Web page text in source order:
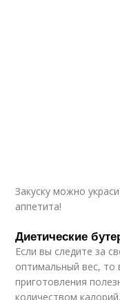
Закуску можно
аппетита!
Диетические
Если вы следите за
оптимальный вес,
приготовления
количеством